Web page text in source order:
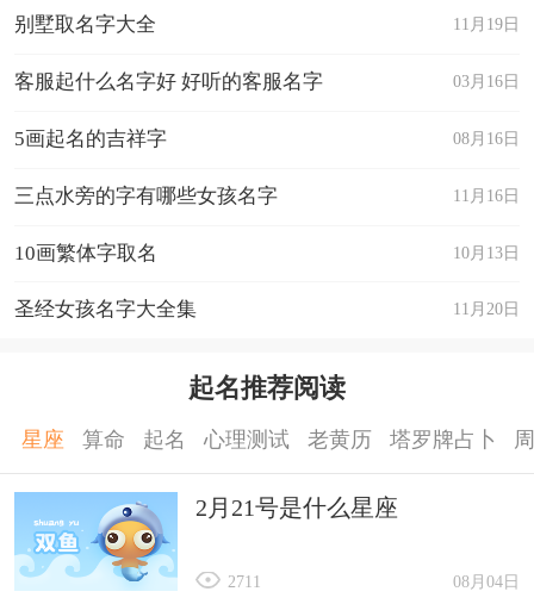
11月19日
别墅取名字大全
03月16日
客服起什么名字好 好听的客服名字
08月16日
5画起名的吉祥字
11月16日
三点水旁的字有哪些女孩名字
10月13日
10画繁体字取名
11月20日
圣经女孩名字大全集
起名推荐阅读
星座 算命 起名 心理测试 老黄历 塔罗牌占卜
2月21号是什么星座
08月04日
2711